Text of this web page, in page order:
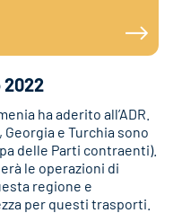
2022
ha aderito all’ADR.
e Turchia sono
delle Parti contraenti).
le operazioni di
regione e
per questi trasporti.